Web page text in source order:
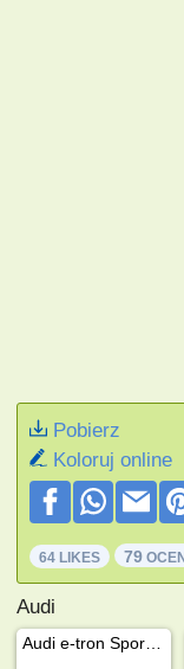
Pobierz
Koloruj online
64 LIKES 79
Audi